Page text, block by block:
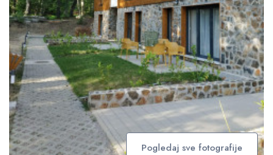
Pogledaj sve fotografije